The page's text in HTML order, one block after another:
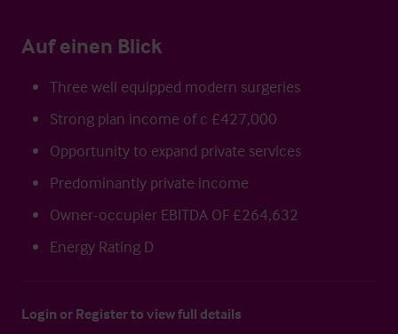
Auf einen Blick
Three well equipped modern surgeries
Strong plan income of c £427,000
Opportunity to expand private services
Predominantly private income
Owner-occupier EBITDA OF £264,632
Energy Rating D
Login or Registerto view full details